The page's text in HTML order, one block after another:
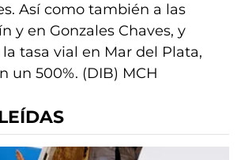
Así como también a las
y en Gonzales Chaves, y
tasa vial en Mar del Plata,
un 500%. (DIB) MCH